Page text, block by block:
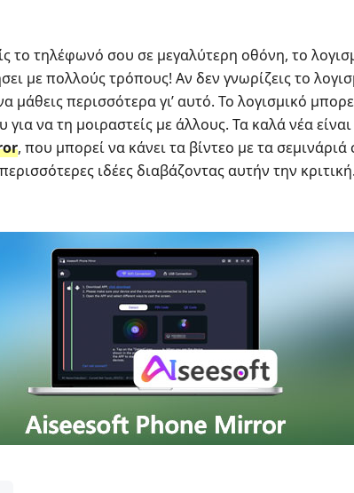
το τηλέφωνό σου σε μεγαλύτερη οθόνη, το
με πολλούς τρόπους! Αν δεν γνωρίζεις το
περισσότερα γι’ αυτό. Το λογισμικό
να τη μοιραστείς με άλλους. Τα καλά νέα
, που μπορεί να κάνει τα βίντεο με τα
ιδέες διαβάζοντας αυτήν την